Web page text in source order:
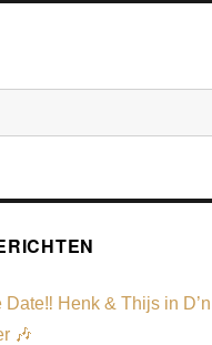
Date‼️ Henk & Thijs in D’n
🎶